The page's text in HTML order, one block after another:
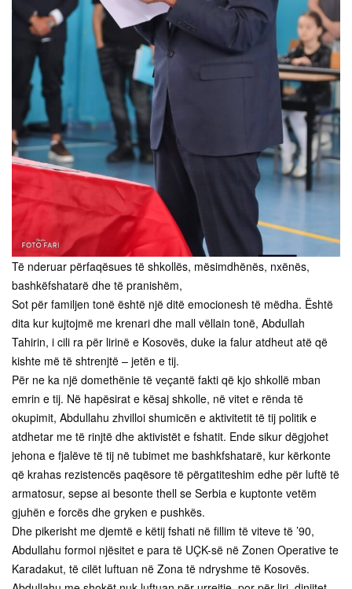
Të nderuar përfaqësues të shkollës, mësimdhënës, nxënës,
bashkëfshatarë dhe të pranishëm,
Sot për familjen tonë është një ditë emocionesh të mëdha. Është
dita kur kujtojmë me krenari dhe mall vëllain tonë, Abdullah
Tahirin, i cili ra për lirinë e Kosovës, duke ia falur atdheut atë që
kishte më të shtrenjtë – jetën e tij.
Për ne ka një domethënie të veçantë fakti që kjo shkollë mban
emrin e tij. Në hapësirat e kësaj shkolle, në vitet e rënda të
okupimit, Abdullahu zhvilloi shumicën e aktivitetit të tij politik e
atdhetar me të rinjtë dhe aktivistët e fshatit. Ende sikur dëgjohet
jehona e fjalëve të tij në tubimet me bashkfshatarë, kur kërkonte
që krahas rezistencës paqësore të përgatiteshim edhe për luftë të
armatosur, sepse ai besonte thell se Serbia e kuptonte vetëm
gjuhën e forcës dhe gryken e pushkës.
Dhe pikerisht me djemtë e këtij fshati në fillim të viteve të ’90,
Abdullahu formoi njësitet e para të UÇK-së në Zonen Operative te
Karadakut, të cilët luftuan në Zona të ndryshme të Kosovës.